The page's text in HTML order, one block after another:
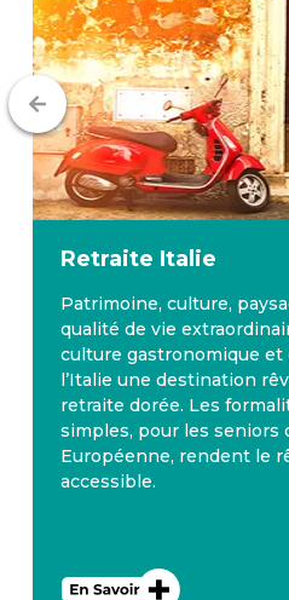
Retraite Italie
Patrimoine, culture,
qualité de vie
culture gastronomique
l’Italie une destination
retraite dorée. Les
simples, pour les seniors
Européenne, rendent le
accessible.